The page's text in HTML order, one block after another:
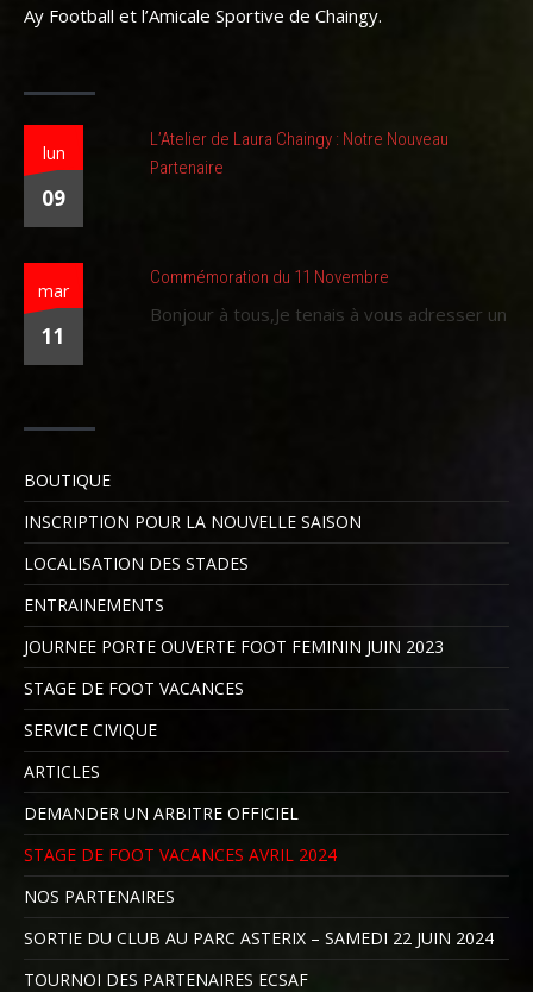
Ay Football et l’Amicale Sportive de Chaingy.
lun
09
L’Atelier de Laura Chaingy : Notre Nouveau
Partenaire
mar
11
Commémoration du 11 Novembre
Bonjour à tous,Je tenais à vous adresser un
BOUTIQUE
INSCRIPTION POUR LA NOUVELLE SAISON
LOCALISATION DES STADES
ENTRAINEMENTS
JOURNEE PORTE OUVERTE FOOT FEMININ JUIN 2023
STAGE DE FOOT VACANCES
SERVICE CIVIQUE
ARTICLES
DEMANDER UN ARBITRE OFFICIEL
STAGE DE FOOT VACANCES AVRIL 2024
NOS PARTENAIRES
SORTIE DU CLUB AU PARC ASTERIX – SAMEDI 22 JUIN 2024
TOURNOI DES PARTENAIRES ECSAF